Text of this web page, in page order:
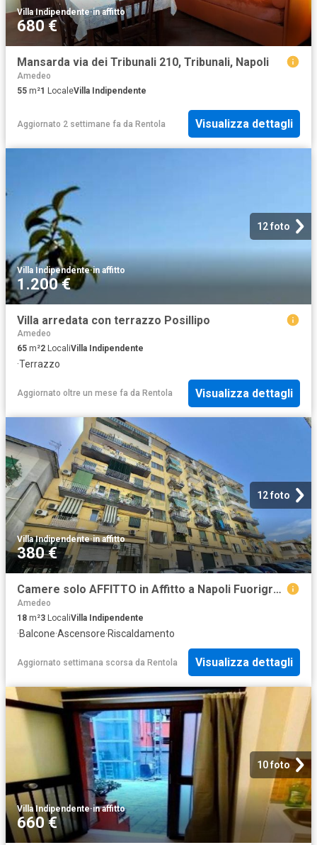
Villa Indipendente·in affitto
680 €
Mansarda via dei Tribunali 210, Tribunali, Napoli
Amedeo
55 m²1 LocaleVilla Indipendente
Aggiornato 2 settimane fa da Rentola Visualizza dettagli
12 foto
Villa Indipendente·in affitto
1.200 €
Villa arredata con terrazzo Posillipo
Amedeo
65 m²2 LocaliVilla Indipendente
·Terrazzo
Aggiornato oltre un mese fa da Rentola Visualizza dettagli
12 foto
Villa Indipendente·in affitto
380 €
Camere solo AFFITTO in Affitto a Napoli Fuorigrotta
Amedeo
18 m²3 LocaliVilla Indipendente
·Balcone·Ascensore·Riscaldamento
Aggiornato settimana scorsa da Rentola Visualizza dettagli
10 foto
Villa Indipendente·in affitto
660 €